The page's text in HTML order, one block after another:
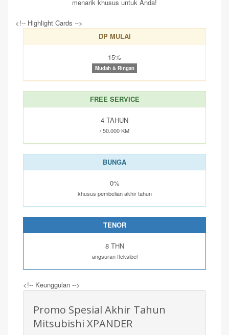
menarik khusus untuk Anda!
<!-- Highlight Cards -->
DP MULAI
15%
Mudah & Ringan
FREE SERVICE
4 TAHUN
/ 50.000 KM
BUNGA
0%
khusus pembelian akhir tahun
TENOR
8 THN
angsuran fleksibel
<!-- Keunggulan -->
Promo Spesial Akhir Tahun
Mitsubishi XPANDER